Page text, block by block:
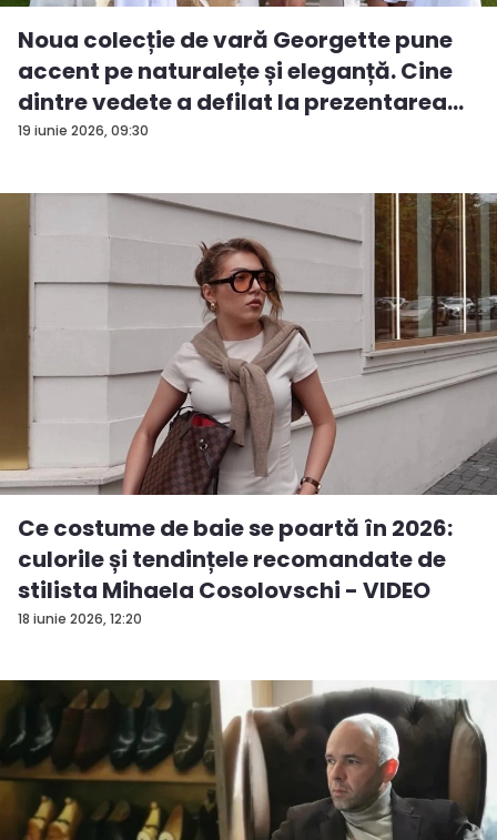
19 iunie 2026, 09:30
Noua colecție de vară Georgette pune
accent pe naturalețe și eleganță. Cine
dintre vedete a defilat la prezentarea
d...
18 iunie 2026, 12:20
Ce costume de baie se poartă în 2026:
culorile și tendințele recomandate de
stilista Mihaela Cosolovschi - VIDEO